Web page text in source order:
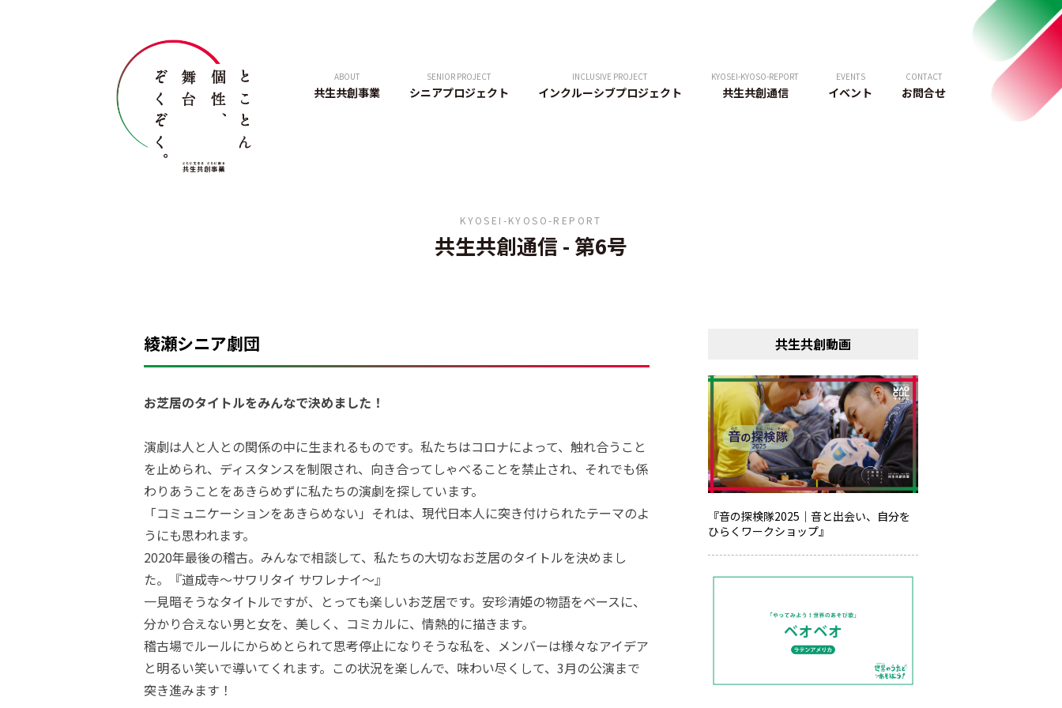
ABOUT
共生共創事業
SENIOR PROJECT
シニアプロジェクト
INCLUSIVE PROJECT
インクルーシブプロジェクト
KYOSEI-KYOSO-REPORT
共生共創通信
EVENTS
イベント
CONTACT
お問合せ
KYOSEI-KYOSO-REPORT
共生共創通信 -第6号
綾瀬シニア劇団
お芝居のタイトルをみんなで決めました！
演劇は人と人との関係の中に生まれるものです。私たちはコロナによって、触れ合うこと
を止められ、ディスタンスを制限され、向き合ってしゃべることを禁止され、それでも係
わりあうことをあきらめずに私たちの演劇を探しています。
「コミュニケーションをあきらめない」それは、現代日本人に突き付けられたテーマのよ
うにも思われます。
2020年最後の稽古。みんなで相談して、私たちの大切なお芝居のタイトルを決めまし
た。『道成寺〜サワリタイ サワレナイ〜』
一見暗そうなタイトルですが、とっても楽しいお芝居です。安珍清姫の物語をベースに、
分かり合えない男と女を、美しく、コミカルに、情熱的に描きます。
稽古場でルールにからめとられて思考停止になりそうな私を、メンバーは様々なアイデア
と明るい笑いで導いてくれます。この状況を楽しんで、味わい尽くして、3月の公演まで
突き進みます！
共生共創動画
『音の探検隊2025｜音と出会い、自分を
ひらくワークショップ』